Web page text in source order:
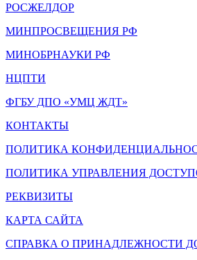
РОСЖЕЛДОР
МИНПРОСВЕЩЕНИЯ РФ
МИНОБРНАУКИ РФ
НЦПТИ
ФГБУ ДПО «УМЦ ЖДТ»
КОНТАКТЫ
ПОЛИТИКА
ПОЛИТИКА УПРАВЛЕНИЯ
РЕКВИЗИТЫ
КАРТА САЙТА
СПРАВКА О ПРИНАДЛЕЖНОСТИ